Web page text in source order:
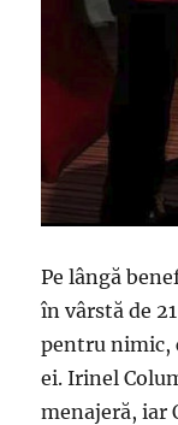
Pe lângă
în vârstă de
pentru nimic,
ei. Irinel
menajeră, iar